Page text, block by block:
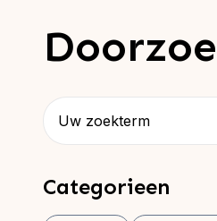
Categorieen